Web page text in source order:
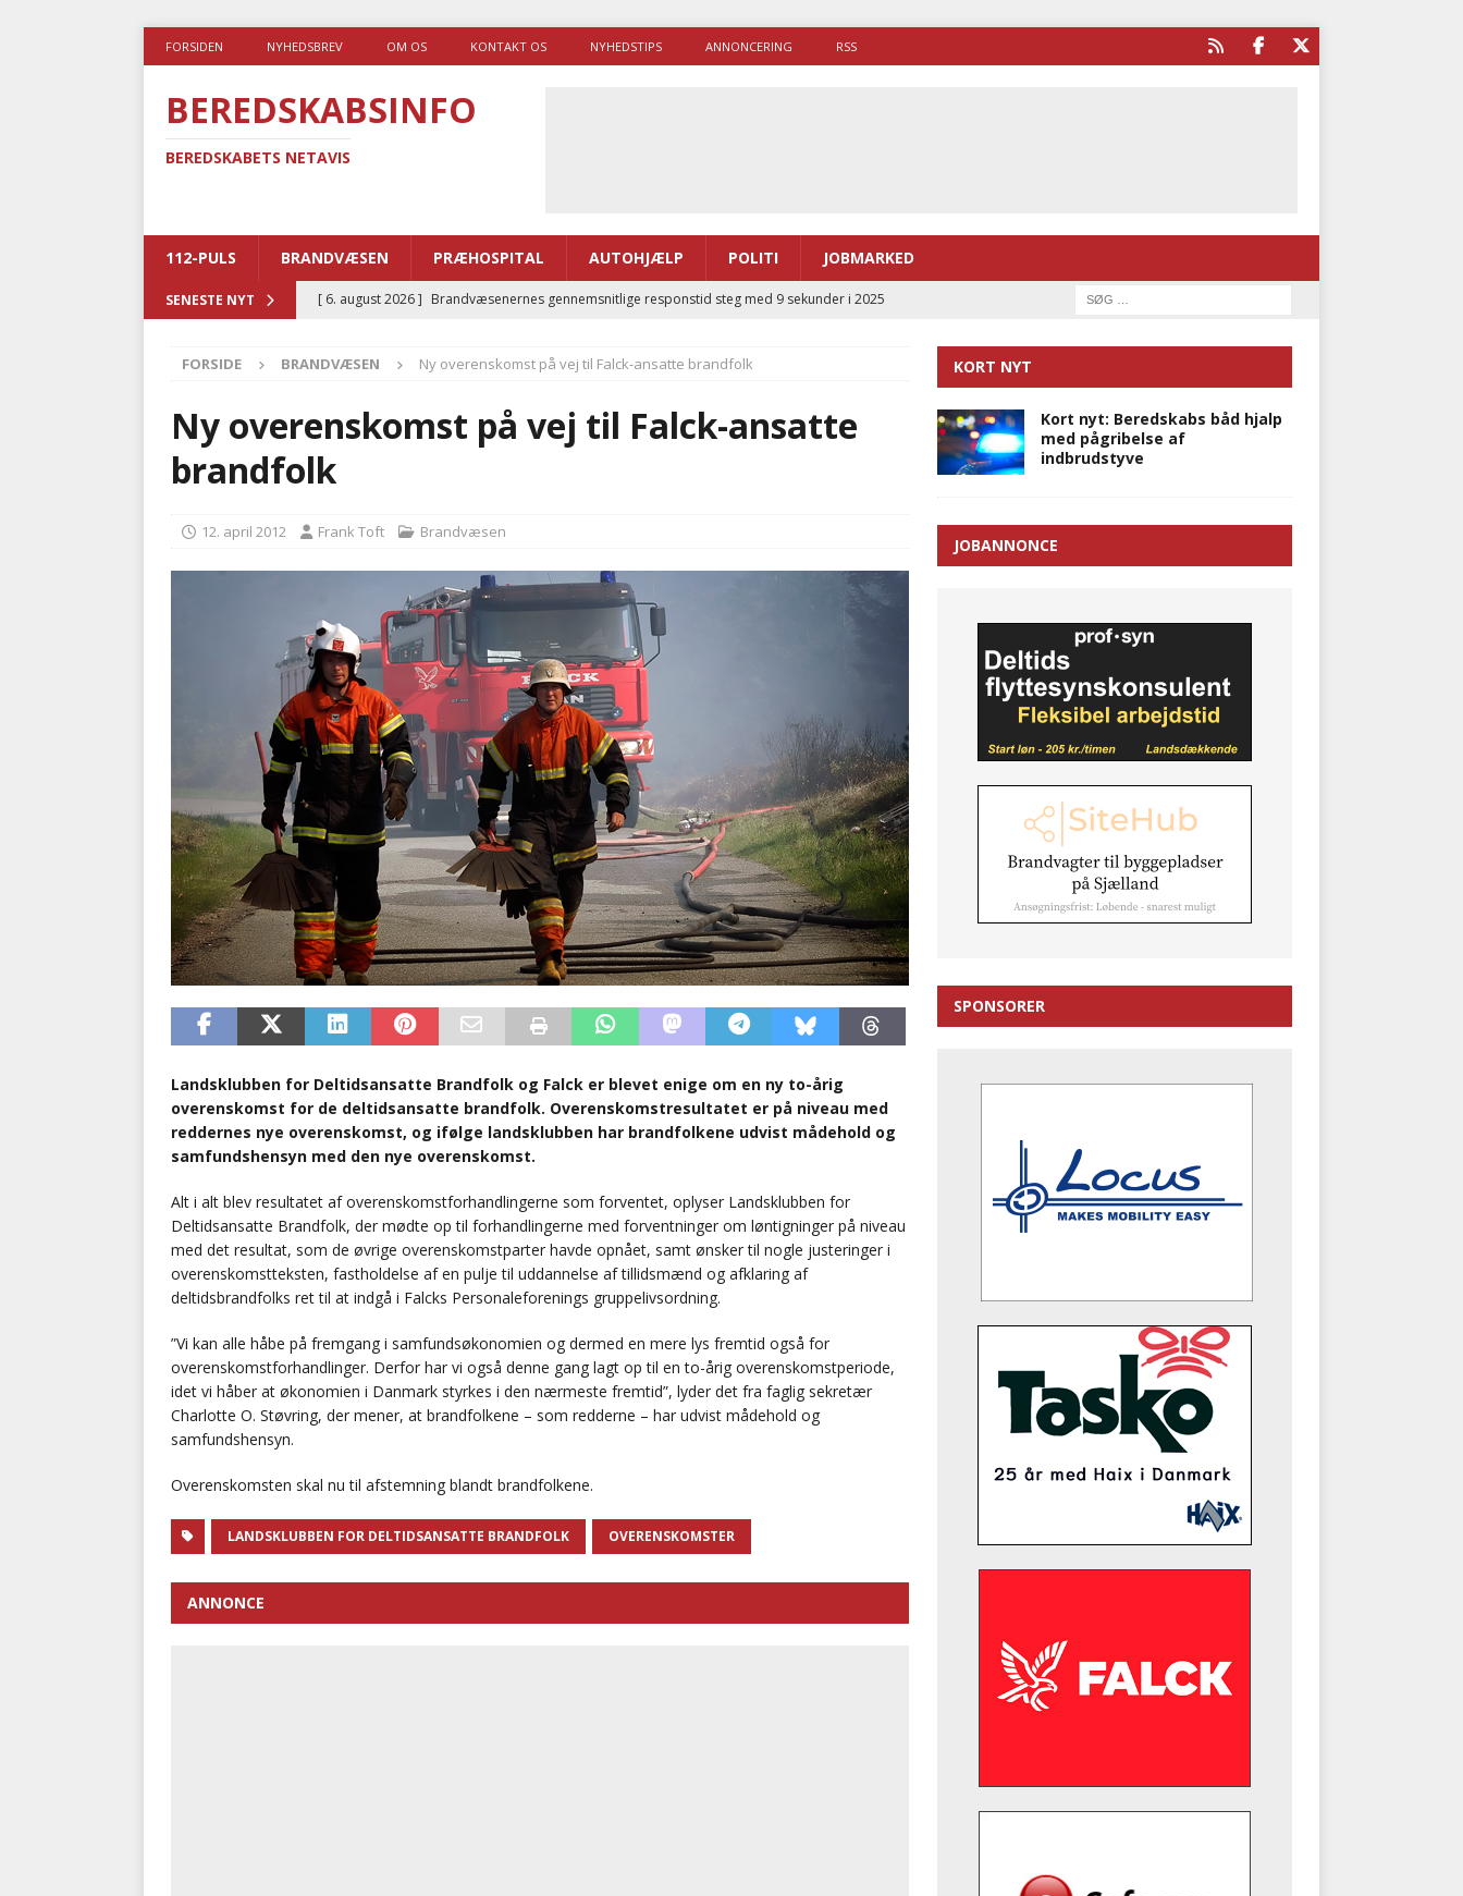
FORSIDEN NYHEDSBREV OM OS KONTAKT OS NYHEDSTIPS ANNONCERING RSS
BEREDSKABSINFO
BEREDSKABETS NETAVIS
112-PULS BRANDVÆSEN PRÆHOSPITAL AUTOHJÆLP POLITI JOBMARKED
SENESTE NYT [ 6. august 2026 ] Brandvæsenernes gennemsnitlige responstid steg med 9 sekunder i 2025
[ 5. august 2026 ] Advarer: Udløb af sygetransporttilladelser kan sende 400.000 kørsler over
i det offentlige
PRÆHOSPITAL
Ny ambulance og el-sygetransportvogn til Samsø
[ 4. august 2026 ]
BRANDVÆSEN
AUTOHJÆLP
FORSIDE BRANDVÆSEN Ny overenskomst på vej til Falck-ansatte brandfolk
Ny overenskomst på vej til Falck-ansatte
brandfolk
12. april 2012 Frank Toft Brandvæsen
Landsklubben for Deltidsansatte Brandfolk og Falck er blevet enige om en ny to-årig
overenskomst for de deltidsansatte brandfolk. Overenskomstresultatet er på niveau med
reddernes nye overenskomst, og ifølge landsklubben har brandfolkene udvist mådehold og
samfundshensyn med den nye overenskomst.
Alt i alt blev resultatet af overenskomstforhandlingerne som forventet, oplyser Landsklubben for
Deltidsansatte Brandfolk, der mødte op til forhandlingerne med forventninger om løntigninger på niveau
med det resultat, som de øvrige overenskomstparter havde opnået, samt ønsker til nogle justeringer i
overenskomstteksten, fastholdelse af en pulje til uddannelse af tillidsmænd og afklaring af
deltidsbrandfolks ret til at indgå i Falcks Personaleforenings gruppelivsordning.
”Vi kan alle håbe på fremgang i samfundsøkonomien og dermed en mere lys fremtid også for
overenskomstforhandlinger. Derfor har vi også denne gang lagt op til en to-årig overenskomstperiode,
idet vi håber at økonomien i Danmark styrkes i den nærmeste fremtid”, lyder det fra faglig sekretær
Charlotte O. Støvring, der mener, at brandfolkene – som redderne – har udvist mådehold og
samfundshensyn.
Overenskomsten skal nu til afstemning blandt brandfolkene.
LANDSKLUBBEN FOR DELTIDSANSATTE BRANDFOLK OVERENSKOMSTER
ANNONCE
KORT NYT
Kort nyt: Beredskabs båd hjalp
med pågribelse af
indbrudstyve
JOBANNONCE
SPONSORER